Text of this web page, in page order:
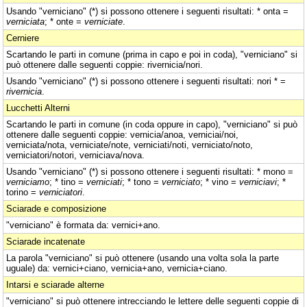
Usando "verniciano" (*) si possono ottenere i seguenti risultati: * onta =
verniciata; * onte = verniciate
Cerniere
Scartando le parti in comune (prima in capo e poi in coda), "verniciano" si
può ottenere dalle seguenti coppie: rivernicia/nori.
Usando "verniciano" (*) si possono ottenere i seguenti risultati: nori * =
rivernicia
Lucchetti Alterni
Scartando le parti in comune (in coda oppure in capo), "verniciano" si può
ottenere dalle seguenti coppie: vernicia/anoa, verniciai/noi,
verniciata/nota, verniciate/note, verniciati/noti, verniciato/noto,
verniciatori/notori, verniciava/nova.
Usando "verniciano" (*) si possono ottenere i seguenti risultati: * mono =
verniciamo; * tino = verniciati; * tono = verniciato; * vino = verniciavi; *
torino = verniciatori
Sciarade e composizione
"verniciano" è formata da: vernici+ano.
Sciarade incatenate
La parola "verniciano" si può ottenere (usando una volta sola la parte
uguale) da: vernici+ciano, vernicia+ano, vernicia+ciano.
Intarsi e sciarade alterne
"verniciano" si può ottenere intrecciando le lettere delle seguenti coppie di